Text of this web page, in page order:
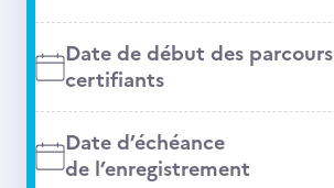
Date de début des parcours
certifiants
Date d’échéance
de l’enregistrement